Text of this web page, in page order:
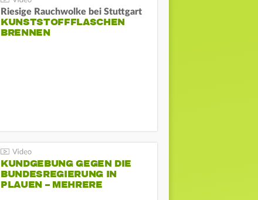
Riesige Rauchwolke bei Stuttgart
KUNSTSTOFFFLASCHEN
BRENNEN
KUNDGEBUNG GEGEN DIE
BUNDESREGIERUNG IN
PLAUEN – MEHRERE